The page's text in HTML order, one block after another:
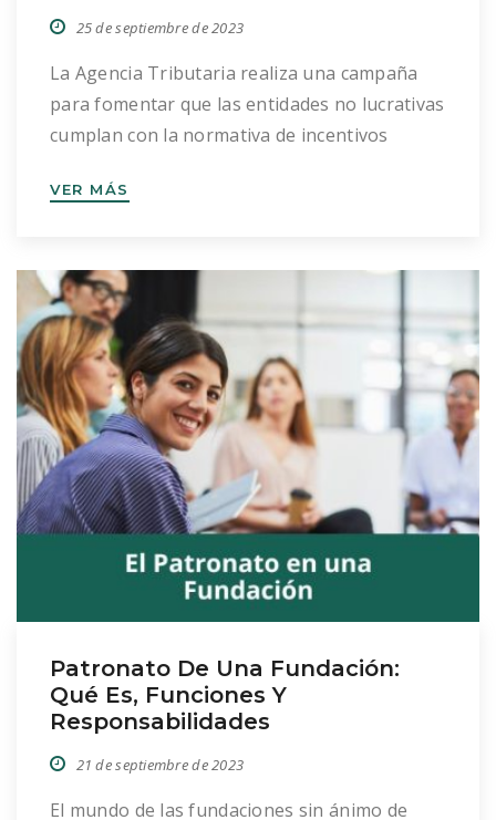
25 de septiembre de 2023
La Agencia Tributaria realiza una campaña
para fomentar que las entidades no lucrativas
cumplan con la normativa de incentivos
regular el régimen fiscal de las entidades sin
no lucrativas que estén acogidas a […]
VER MÁS
Patronato De Una Fundación:
Qué Es, Funciones Y
Responsabilidades
21 de septiembre de 2023
El mundo de las fundaciones sin ánimo de